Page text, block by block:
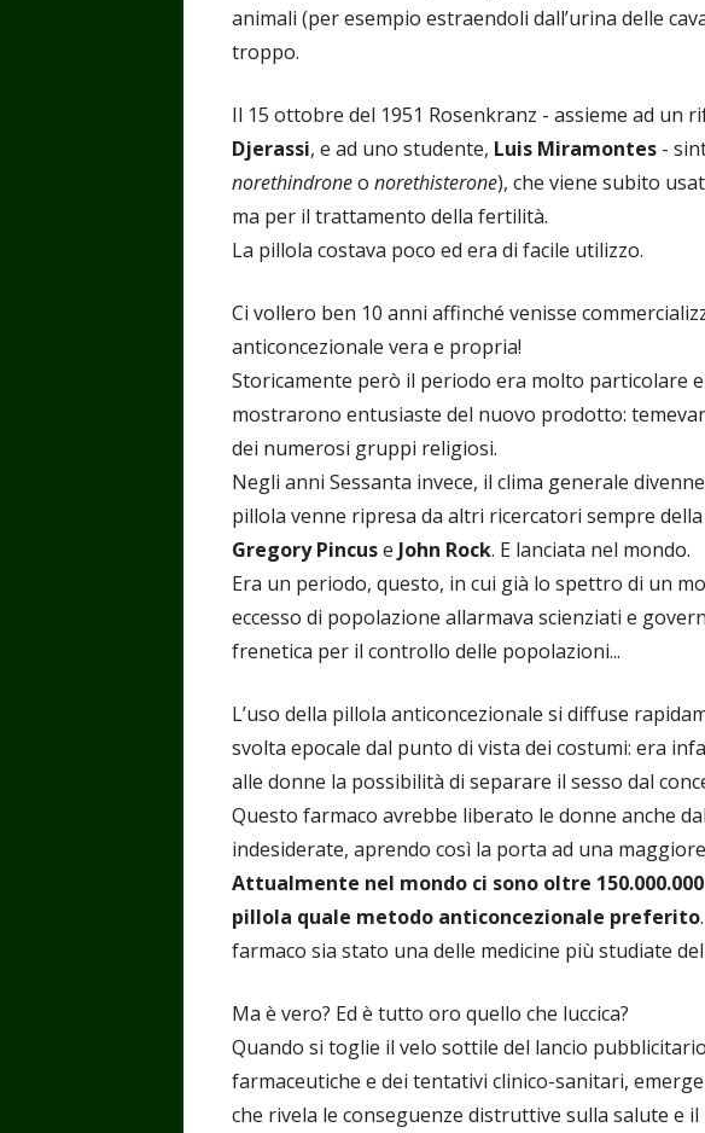
animali (per esempio estraendoli dall’urina delle
troppo.
Il 15 ottobre del 1951 Rosenkranz - assieme ad un
Djerassi, e ad uno studente, Luis Miramontes -
norethindroneo norethisterone), che viene subito
ma per il trattamento della fertilità.
La pillola costava poco ed era di facile utilizzo.
Ci vollero ben 10 anni affinché venisse
anticoncezionale vera e propria!
Storicamente però il periodo era molto particolare
mostrarono entusiaste del nuovo prodotto:
dei numerosi gruppi religiosi.
Negli anni Sessanta invece, il clima generale
pillola venne ripresa da altri ricercatori sempre
Gregory Pincuse John Rock. E lanciata nel mondo.
Era un periodo, questo, in cui già lo spettro di un
eccesso di popolazione allarmava scienziati e
frenetica per il controllo delle popolazioni...
L’uso della pillola anticoncezionale si diffuse
svolta epocale dal punto di vista dei costumi: era
alle donne la possibilità di separare il sesso dal
Questo farmaco avrebbe liberato le donne anche
indesiderate, aprendo così la porta ad una
Attualmente nel mondo ci sono oltre
pillola quale metodo anticoncezionale preferito
farmaco sia stato una delle medicine più studiate
Ma è vero? Ed è tutto oro quello che luccica?
Quando si toglie il velo sottile del lancio
farmaceutiche e dei tentativi clinico-sanitari,
che rivela le conseguenze distruttive sulla salute e